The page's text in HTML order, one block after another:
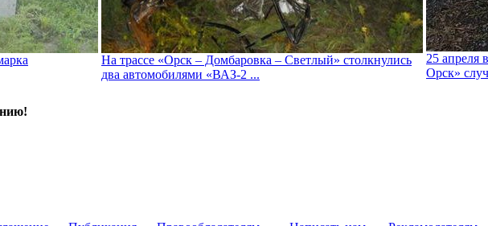
На трассе «Орск – Домбаровка – Светлый» столкнулись
два автомобилями «ВАЗ-2 ...
25 апреля
Орск»